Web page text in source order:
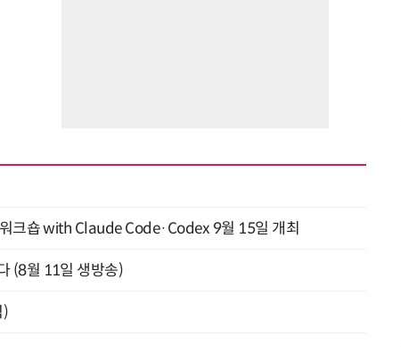
크숍 with Claude Code·Codex 9월 15일 개최
(8월 11일 생방송)
)